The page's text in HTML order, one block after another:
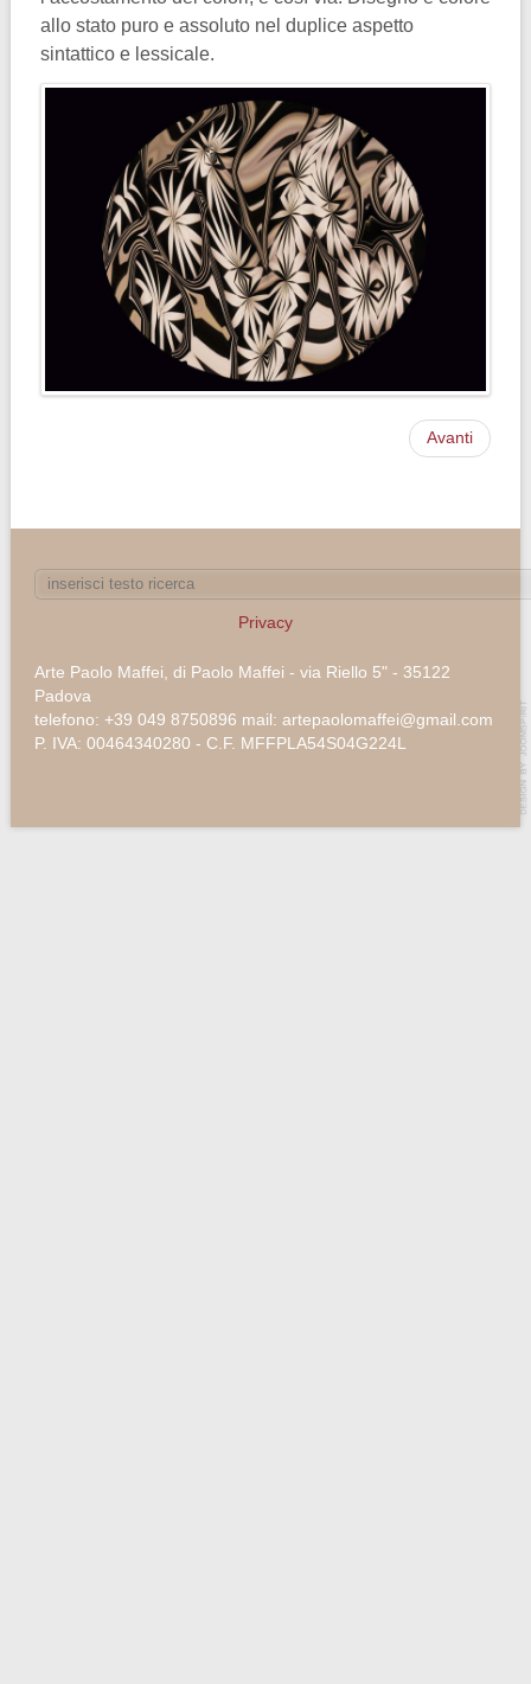
allo stato puro e assoluto nel duplice aspetto
sintattico e lessicale.
Avanti
Privacy
Arte Paolo Maffei, di Paolo Maffei - via Riello 5" - 35122
Padova
telefono: +39 049 8750896 mail: artepaolomaffei@gmail.com
P. IVA: 00464340280 - C.F. MFFPLA54S04G224L